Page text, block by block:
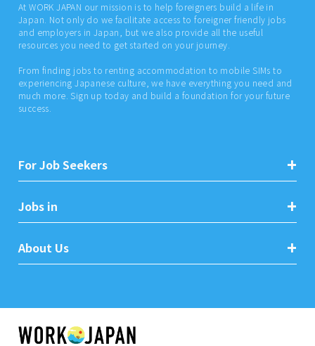
At WORK JAPAN our mission is to help foreigners build a life in
Japan. Not only do we facilitate access to foreigner friendly jobs
and employers in Japan, but we also provide all the useful
resources you need to get started on your journey.
From finding jobs to renting accommodation to mobile SIMs to
experiencing Japanese culture, we have everything you need and
much more. Sign up today and build a foundation for your future
success.
For Job Seekers
Jobs in
About Us